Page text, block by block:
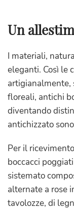
Un
I materiali,
eleganti. Così le
artigianalmente,
floreali, antichi
diventando
antichizzato
Per il
boccacci
sistemato
alternate a rose
tavolozze, di